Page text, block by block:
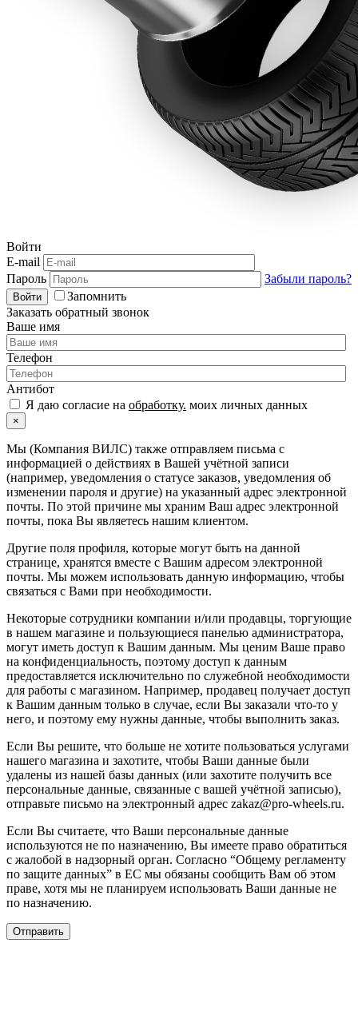
Войти
E-mail
Пароль
Забыли пароль?
Войти
Запомнить
Заказать обратный звонок
Ваше имя
Телефон
Антибот
Я даю согласие на обработку. моих личных данных
×
Мы (Компания ВИЛС) также отправляем письма с
информацией о действиях в Вашей учётной записи
(например, уведомления о статусе заказов, уведомления об
изменении пароля и другие) на указанный адрес электронной
почты. По этой причине мы храним Ваш адрес электронной
почты, пока Вы являетесь нашим клиентом.
Другие поля профиля, которые могут быть на данной
странице, хранятся вместе с Вашим адресом электронной
почты. Мы можем использовать данную информацию, чтобы
связаться с Вами при необходимости.
Некоторые сотрудники компании и/или продавцы, торгующие
в нашем магазине и пользующиеся панелью администратора,
могут иметь доступ к Вашим данным. Мы ценим Ваше право
на конфиденциальность, поэтому доступ к данным
предоставляется исключительно по служебной необходимости
для работы с магазином. Например, продавец получает доступ
к Вашим данным только в случае, если Вы заказали что-то у
него, и поэтому ему нужны данные, чтобы выполнить заказ.
Если Вы решите, что больше не хотите пользоваться услугами
нашего магазина и захотите, чтобы Ваши данные были
удалены из нашей базы данных (или захотите получить все
персональные данные, связанные с вашей учётной записью),
отправьте письмо на электронный адрес zakaz@pro-wheels.ru.
Если Вы считаете, что Ваши персональные данные
используются не по назначению, Вы имеете право обратиться
с жалобой в надзорный орган. Согласно “Общему регламенту
по защите данных” в ЕС мы обязаны сообщить Вам об этом
праве, хотя мы не планируем использовать Ваши данные не
по назначению.
Отправить